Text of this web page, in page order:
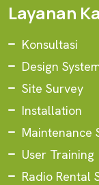
Layanan
Konsultasi
Design
Site Survey
Installation
Maintenance
User Training
Radio Rental